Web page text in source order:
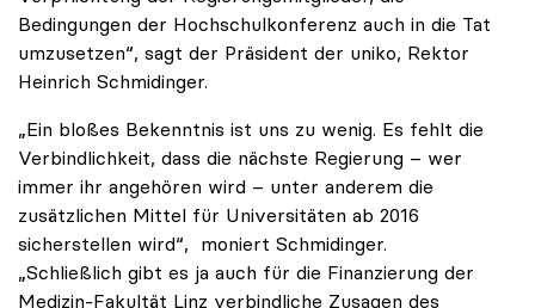
Bedingungen der Hochschulkonferenz auch in die Tat
umzusetzen“, sagt der Präsident der uniko, Rektor
Heinrich Schmidinger.
„Ein bloßes Bekenntnis ist uns zu wenig. Es fehlt die
Verbindlichkeit, dass die nächste Regierung – wer
immer ihr angehören wird – unter anderem die
zusätzlichen Mittel für Universitäten ab 2016
sicherstellen wird“, moniert Schmidinger.
„Schließlich gibt es ja auch für die Finanzierung der
Medizin-Fakultät Linz verbindliche Zusagen des